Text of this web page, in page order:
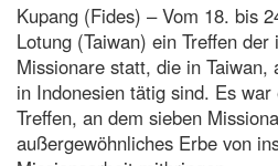
Kupang (Fides) – Vom 18. bis
Lotung (Taiwan) ein Treffen
Missionare statt, die in Taiwan,
in Indonesien tätig sind. Es
Treffen, an dem sieben
außergewöhnliches Erbe von